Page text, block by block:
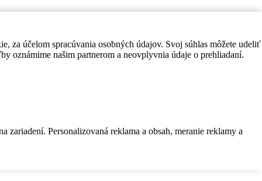
za účelom spracúvania osobných údajov. Svoj súhlas môžete udeliť
oznámime našim partnerom a neovplyvnia údaje o prehliadaní.
Personalizovaná reklama a obsah, meranie reklamy a